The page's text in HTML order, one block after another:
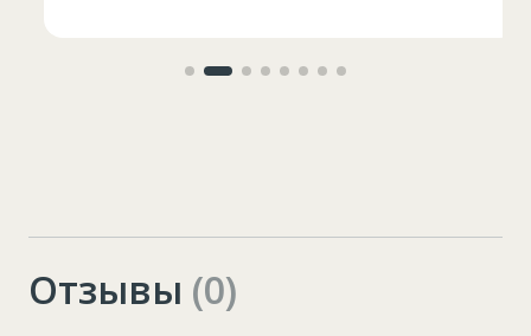
Отзывы (0)